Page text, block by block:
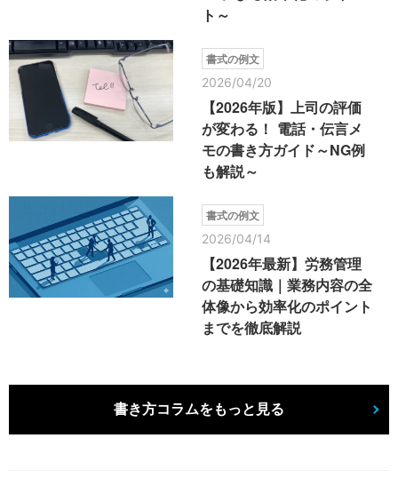
ト～
書式の例文
2026/04/20
【2026年版】上司の評価
が変わる！ 電話・伝言メ
モの書き方ガイド～NG例
も解説～
書式の例文
2026/04/14
【2026年最新】労務管理
の基礎知識｜業務内容の全
体像から効率化のポイント
までを徹底解説
書き方コラムをもっと見る